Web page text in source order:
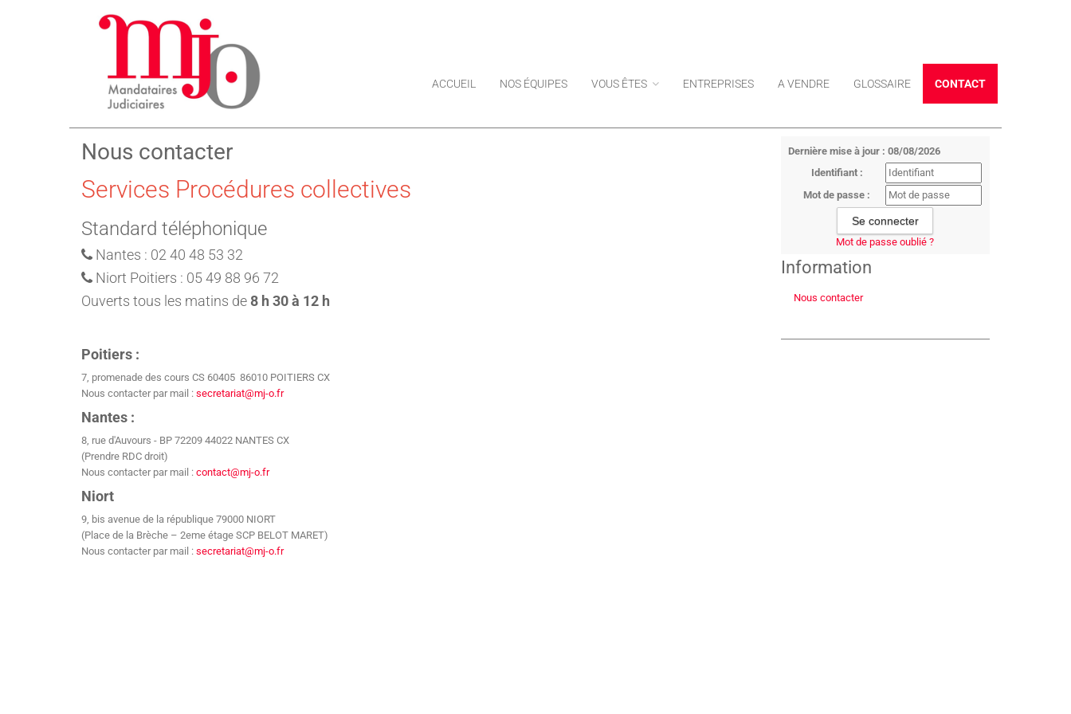
ACCUEIL NOS ÉQUIPES VOUS ÊTES ENTREPRISES A VENDRE GLOSSAIRE CONTACT
Dernière mise à jour : 08/08/2026
Identifiant :
Mot de passe :
Mot de passe oublié ?
Information
Nous contacter
Nous contacter
Services Procédures collectives
Standard téléphonique
Nantes : 02 40 48 53 32
Niort Poitiers : 05 49 88 96 72
Ouverts tous les matins de 8 h 30 à 12 h
Poitiers :
7, promenade des cours CS 60405 86010 POITIERS CX
Nous contacter par mail : secretariat@mj-o.fr
Nantes :
8, rue d'Auvours - BP 72209 44022 NANTES CX
(Prendre RDC droit)
Nous contacter par mail : contact@mj-o.fr
Niort
9, bis avenue de la république 79000 NIORT
(Place de la Brèche – 2eme étage SCP BELOT MARET)
Nous contacter par mail : secretariat@mj-o.fr